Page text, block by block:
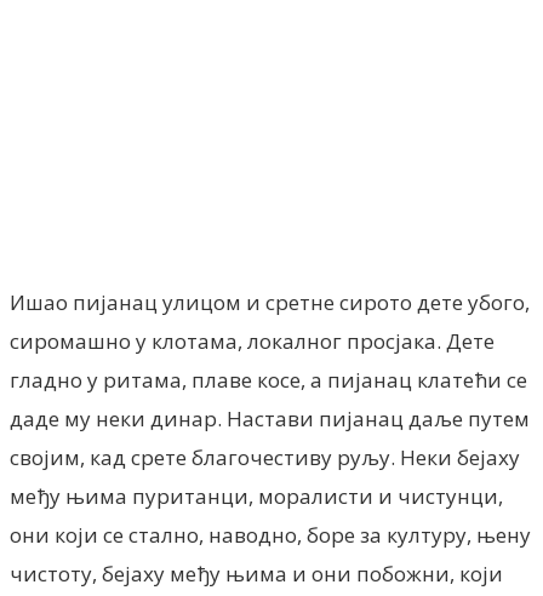
Ишао пијанац улицом и сретне сирото дете убого,
сиромашно у клотама, локалног просјака. Дете
гладно у ритама, плаве косе, а пијанац клатећи се
даде му неки динар. Настави пијанац даље путем
својим, кад срете благочестиву руљу. Неки бејаху
међу њима пуританци, моралисти и чистунци,
они који се стално, наводно, боре за културу, њену
чистоту, бејаху међу њима и они побожни, који